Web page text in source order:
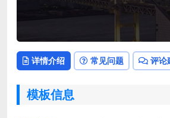
详情介绍 常见问题 评论
模板信息